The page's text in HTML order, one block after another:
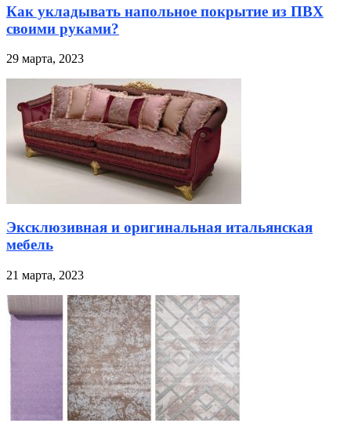
Как укладывать напольное покрытие из ПВХ
своими руками?
29 марта, 2023
Эксклюзивная и оригинальная итальянская
мебель
21 марта, 2023